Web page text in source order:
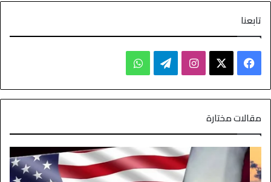
تابعنا
مقالات مختارة